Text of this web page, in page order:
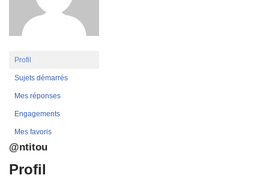
Profil
Sujets démarrés
Mes réponses
Engagements
Mes favoris
@ntitou
Profil